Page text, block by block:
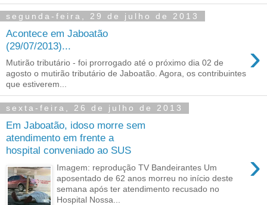
segunda-feira, 29 de julho de 2013
Acontece em Jaboatão
(29/07/2013)...
›
Mutirão tributário - foi prorrogado até o próximo dia 02 de
agosto o mutirão tributário de Jaboatão. Agora, os contribuintes
que estiverem...
sexta-feira, 26 de julho de 2013
Em Jaboatão, idoso morre sem
atendimento em frente a
hospital conveniado ao SUS
›
Imagem: reprodução TV Bandeirantes Um
aposentado de 62 anos morreu no início deste
semana após ter atendimento recusado no
Hospital Nossa...